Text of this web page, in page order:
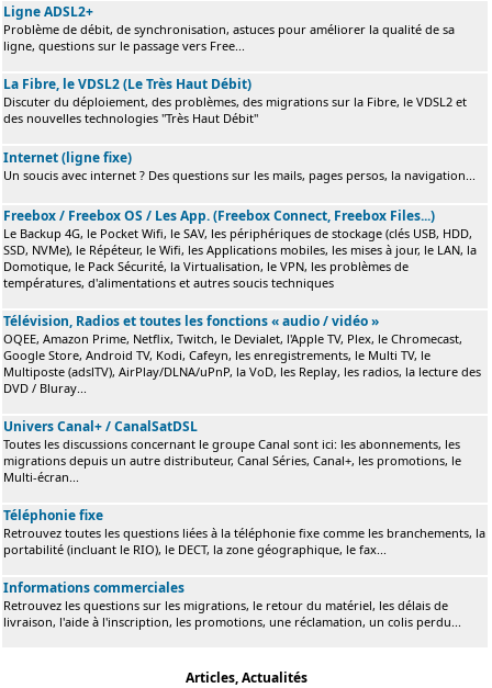
Ligne ADSL2+
Problème de débit, de synchronisation, astuces pour améliorer la qualité de sa
ligne, questions sur le passage vers Free...
La Fibre, le VDSL2 (Le Très Haut Débit)
Discuter du déploiement, des problèmes, des migrations sur la Fibre, le VDSL2 et
des nouvelles technologies "Très Haut Débit"
Internet (ligne fixe)
Un soucis avec internet ? Des questions sur les mails, pages persos, la navigation...
Freebox / Freebox OS / Les App. (Freebox Connect, Freebox Files...)
Le Backup 4G, le Pocket Wifi, le SAV, les périphériques de stockage (clés USB, HDD,
SSD, NVMe), le Répéteur, le Wifi, les Applications mobiles, les mises à jour, le LAN, la
Domotique, le Pack Sécurité, la Virtualisation, le VPN, les problèmes de
températures, d'alimentations et autres soucis techniques
Télévision, Radios et toutes les fonctions « audio / vidéo »
OQEE, Amazon Prime, Netflix, Twitch, le Devialet, l'Apple TV, Plex, le Chromecast,
Google Store, Android TV, Kodi, Cafeyn, les enregistrements, le Multi TV, le
Multiposte (adslTV), AirPlay/DLNA/uPnP, la VoD, les Replay, les radios, la lecture des
DVD / Bluray...
Univers Canal+ / CanalSatDSL
Toutes les discussions concernant le groupe Canal sont ici: les abonnements, les
migrations depuis un autre distributeur, Canal Séries, Canal+, les promotions, le
Multi-écran...
Téléphonie fixe
Retrouvez toutes les questions liées à la téléphonie fixe comme les branchements, la
portabilité (incluant le RIO), le DECT, la zone géographique, le fax...
Informations commerciales
Retrouvez les questions sur les migrations, le retour du matériel, les délais de
livraison, l'aide à l'inscription, les promotions, une réclamation, un colis perdu...
Articles, Actualités